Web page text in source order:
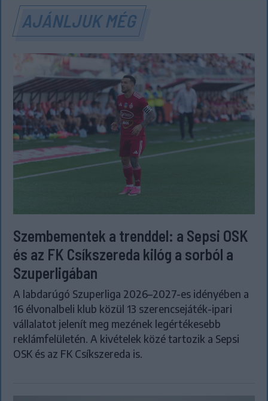
AJÁNLJUK MÉG
Szembementek a trenddel: a Sepsi OSK
és az FK Csíkszereda kilóg a sorból a
Szuperligában
A labdarúgó Szuperliga 2026–2027-es idényében a
16 élvonalbeli klub közül 13 szerencsejáték-ipari
vállalatot jelenít meg mezének legértékesebb
reklámfelületén. A kivételek közé tartozik a Sepsi
OSK és az FK Csíkszereda is.